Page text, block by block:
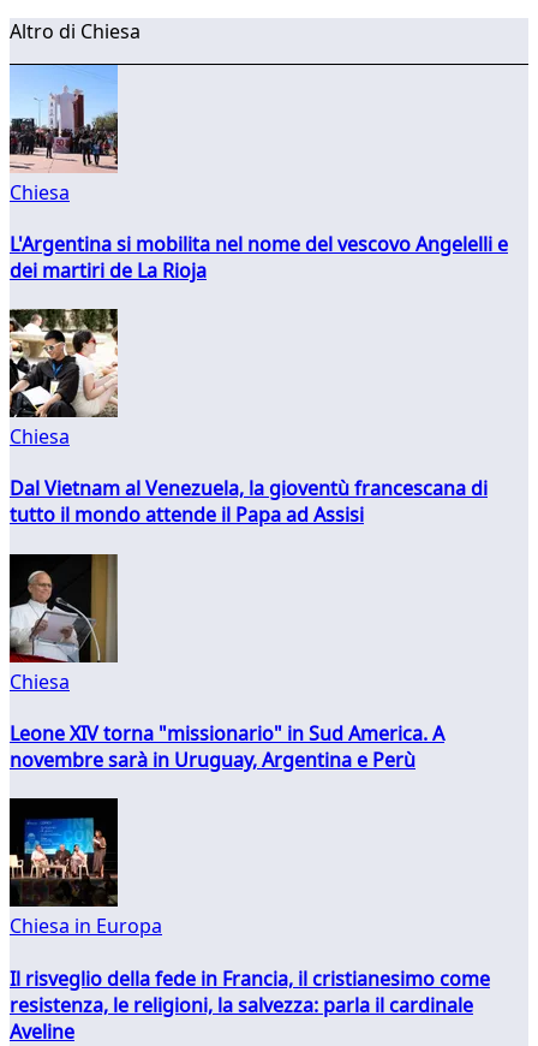
Altro di Chiesa
Chiesa
L'Argentina si mobilita nel nome del vescovo Angelelli e
dei martiri de La Rioja
Chiesa
Dal Vietnam al Venezuela, la gioventù francescana di
tutto il mondo attende il Papa ad Assisi
Chiesa
Leone XIV torna "missionario" in Sud America. A
novembre sarà in Uruguay, Argentina e Perù
Chiesa in Europa
Il risveglio della fede in Francia, il cristianesimo come
resistenza, le religioni, la salvezza: parla il cardinale
Aveline